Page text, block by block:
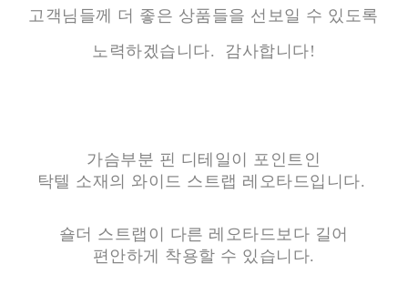
고객님들께 더 좋은 상품들을 선보일 수 있도록
노력하겠습니다. 감사합니다!
가슴부분 핀 디테일이 포인트인
탁텔 소재의 와이드 스트랩 레오타드입니다.
숄더 스트랩이 다른 레오타드보다 길어
편안하게 착용할 수 있습니다.